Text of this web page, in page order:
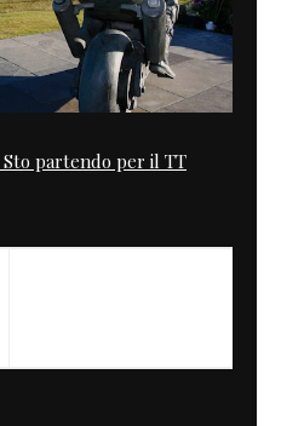
Sto partendo per il TT